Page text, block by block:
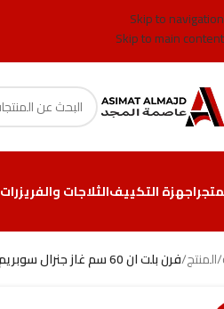
Skip to navigation
Skip to main content
اجهزة التكييفالثلاجات والفريزرات
/المنتج/فرن بلت ان 60 سم غاز جنرال سوبريم – تركي